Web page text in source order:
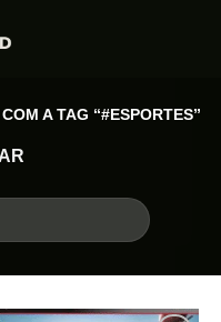
A TAG “#ESPORTES”